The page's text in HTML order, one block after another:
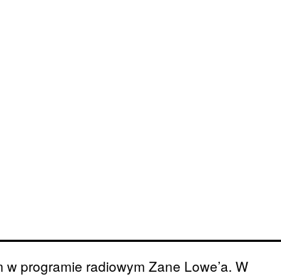
programie radiowym Zane Lowe’a. W